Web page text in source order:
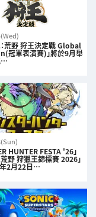
：荒野 狩王決定戰 Global
冠軍表演賽)」將於9月舉
…
HUNTER FESTA '26」
荒野 狩獵王錦標賽 2026」
2月22日…